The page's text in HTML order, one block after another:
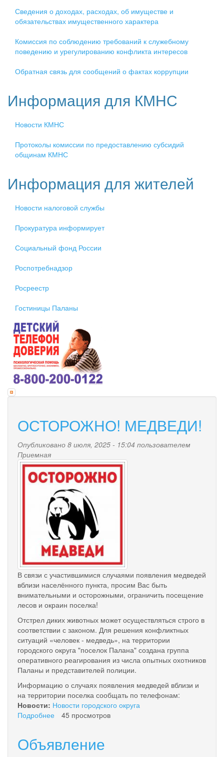
Сведения о доходах, расходах, об имуществе и
обязательствах имущественного характера
Комиссия по соблюдению требований к служебному
поведению и урегулированию конфликта интересов
Обратная связь для сообщений о фактах коррупции
Информация для КМНС
Новости КМНС
Протоколы комиссии по предоставлению субсидий
общинам КМНС
Информация для жителей
Новости налоговой службы
Прокуратура информирует
Социальный фонд России
Роспотребнадзор
Росреестр
Гостиницы Паланы
ОСТОРОЖНО! МЕДВЕДИ!
Опубликовано 8 июля, 2025 - 15:04 пользователем
Приемная
medvedi.jpg
В связи с участившимися случаями появления медведей
вблизи населённого пункта, просим Вас быть
внимательными и осторожными, ограничить посещение
лесов и окраин поселка!
Отстрел диких животных может осуществляться строго в
соответствии с законом. Для решения конфликтных
ситуаций «человек - медведь», на территории
городского округа "поселок Палана" создана группа
оперативного реагирования из числа опытных охотников
Паланы и представителей полиции.
Информацию о случаях появления медведей вблизи и
на территории поселка сообщать по телефонам:
Новости: Новости городского округа
Подробнее
45 просмотров
Объявление